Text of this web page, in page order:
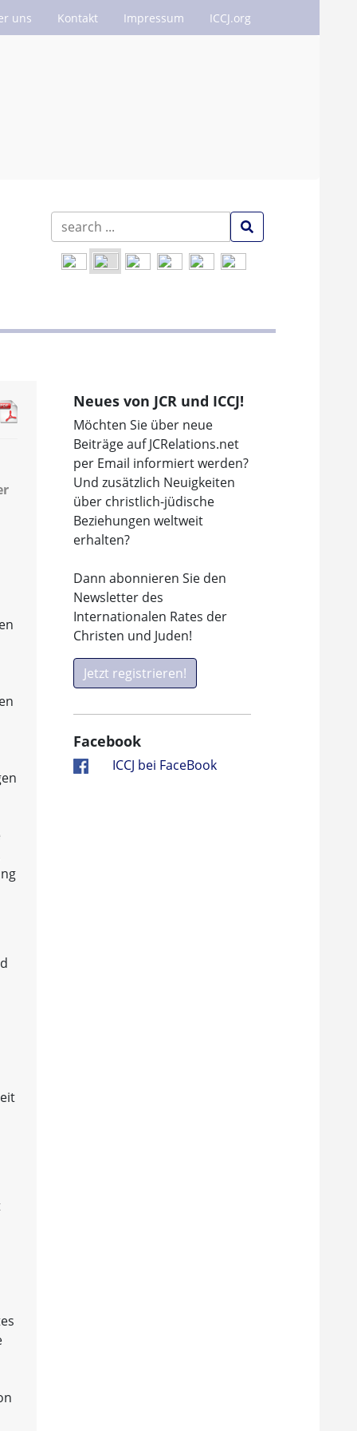
uns Kontakt Impressum ICCJ.org
Neues von JCR und ICCJ!
Möchten Sie über neue
Beiträge auf JCRelations.net
per Email informiert werden?
Und zusätzlich Neuigkeiten
über christlich-jüdische
Beziehungen weltweit
erhalten?
Dann abonnieren Sie den
Newsletter des
Internationalen Rates der
Christen und Juden!
Jetzt registrieren!
Facebook
ICCJ bei FaceBook